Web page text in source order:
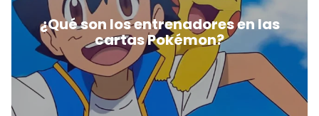
¿Qué son los entrenadores en las
cartas Pokémon?